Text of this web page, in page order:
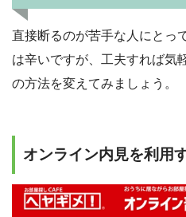
直接断るのが苦手な人にとっ
は辛いですが、工夫すれば気
の方法を変えてみましょう。
オンライン内見を利用